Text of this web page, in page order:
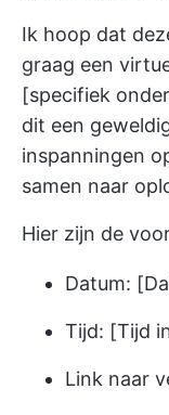
Ik hoop dat
graag een
[specifiek
dit een
inspanningen
samen naar
Hier zijn de
Datum:
Tijd: [Tijd
Link naar